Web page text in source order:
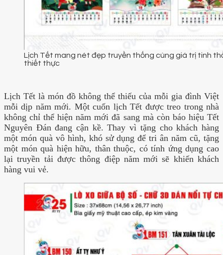
Lịch Tết mang nét đẹp truyền thống cùng giá trị tinh
thiết thực
Lịch Tết là món đồ không thể thiếu của mỗi gia đình Việt
mỗi dịp năm mới. Một cuốn lịch Tết được treo trong nhà
không chỉ thể hiện năm mới đã sang mà còn báo hiệu Tết
Nguyên Đán đang cận kề. Thay vì tặng cho khách hàng
một món quà vô hình, khó sử dụng để tri ân năm cũ, tặng
một món quà hiện hữu, thân thuộc, có tính ứng dụng cao
lại truyền tải được thông điệp năm mới sẽ khiến khách
hàng vui vẻ.